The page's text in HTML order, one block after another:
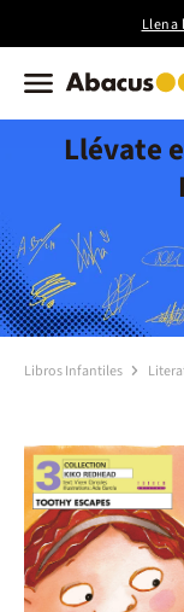
Llena
Llévate
Libros Infantiles